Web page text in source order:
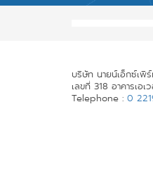
here
บริษัท นายน์เอ็กซ์เพิ
เลขที่ 318 อาคารเ
Telephone : 0